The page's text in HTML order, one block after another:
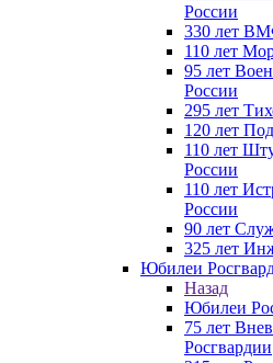
России
330 лет
110 лет
95 лет
России
295 лет
120 лет
110 лет
России
110 лет
России
90 лет
325 лет
Юбилеи
Назад
Юбилеи
75 лет
Росгвардии